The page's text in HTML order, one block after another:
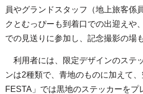
員やグランドスタッフ（地上旅客係
クとむっぴーも到着口での出迎えや
での見送りに参加し、記念撮影の場
利用者には、限定デザインのステ
ンは2種類で、青地のものに加えて
FESTA」では黒地のステッカーをプ